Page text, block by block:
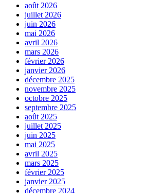
août 2026
juillet 2026
juin 2026
mai 2026
avril 2026
mars 2026
février 2026
janvier 2026
décembre 2025
novembre 2025
octobre 2025
septembre 2025
août 2025
juillet 2025
juin 2025
mai 2025
avril 2025
mars 2025
février 2025
janvier 2025
décembre 2024